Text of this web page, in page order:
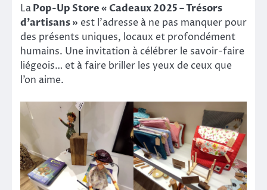
LaPop-Up Store « Cadeaux 2025 – Trésors
d’artisans » est l’adresse à ne pas manquer pour
des présents uniques, locaux et profondément
humains. Une invitation à célébrer le savoir-faire
liégeois… et à faire briller les yeux de ceux que
l’on aime.